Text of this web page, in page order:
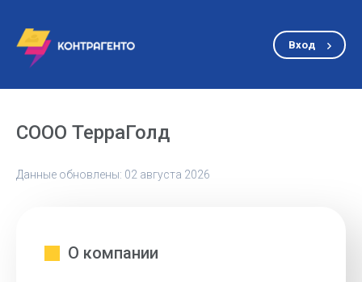
Вход
СООО ТерраГолд
Данные обновлены: 02 августа 2026
О компании